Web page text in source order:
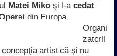
Matei Mikoşi l-a cedat
din Europa.
Organi
zatorii
artistică şi nu